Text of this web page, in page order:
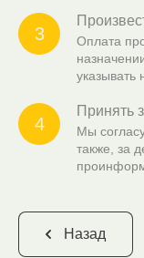
3
Оплата
указывать
4
Принять
Мы
также, за
Назад